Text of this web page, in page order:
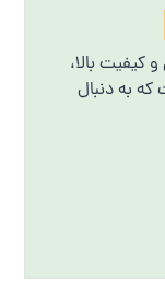
کیفیت بالا،
به دنبال